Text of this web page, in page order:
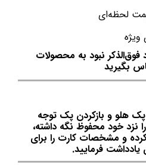
لحظه‌ای
ویژه
فوق‌الذکر نبود به محصولات
بگیرید
هلو و بازکردن پک توجه
نزد خود محفوظ نگه داشته،
و مشخصات کارت را برای
فرمایید.